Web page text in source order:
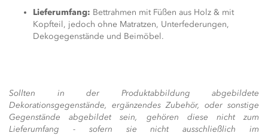
Lieferumfang: Bettrahmen mit Füßen aus Holz & mit
Kopfteil, jedoch ohne Matratzen, Unterfederungen,
Dekogegenstände und Beimöbel.
Sollten in der Produktabbildung abgebildete
Dekorationsgegenstände, ergänzendes Zubehör, oder sonstige
Gegenstände abgebildet sein, gehören diese nicht zum
Lieferumfang - sofern sie nicht ausschließlich im